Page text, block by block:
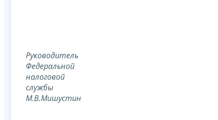
Руководитель
Федеральной
налоговой
службы
М.В.Мишустин